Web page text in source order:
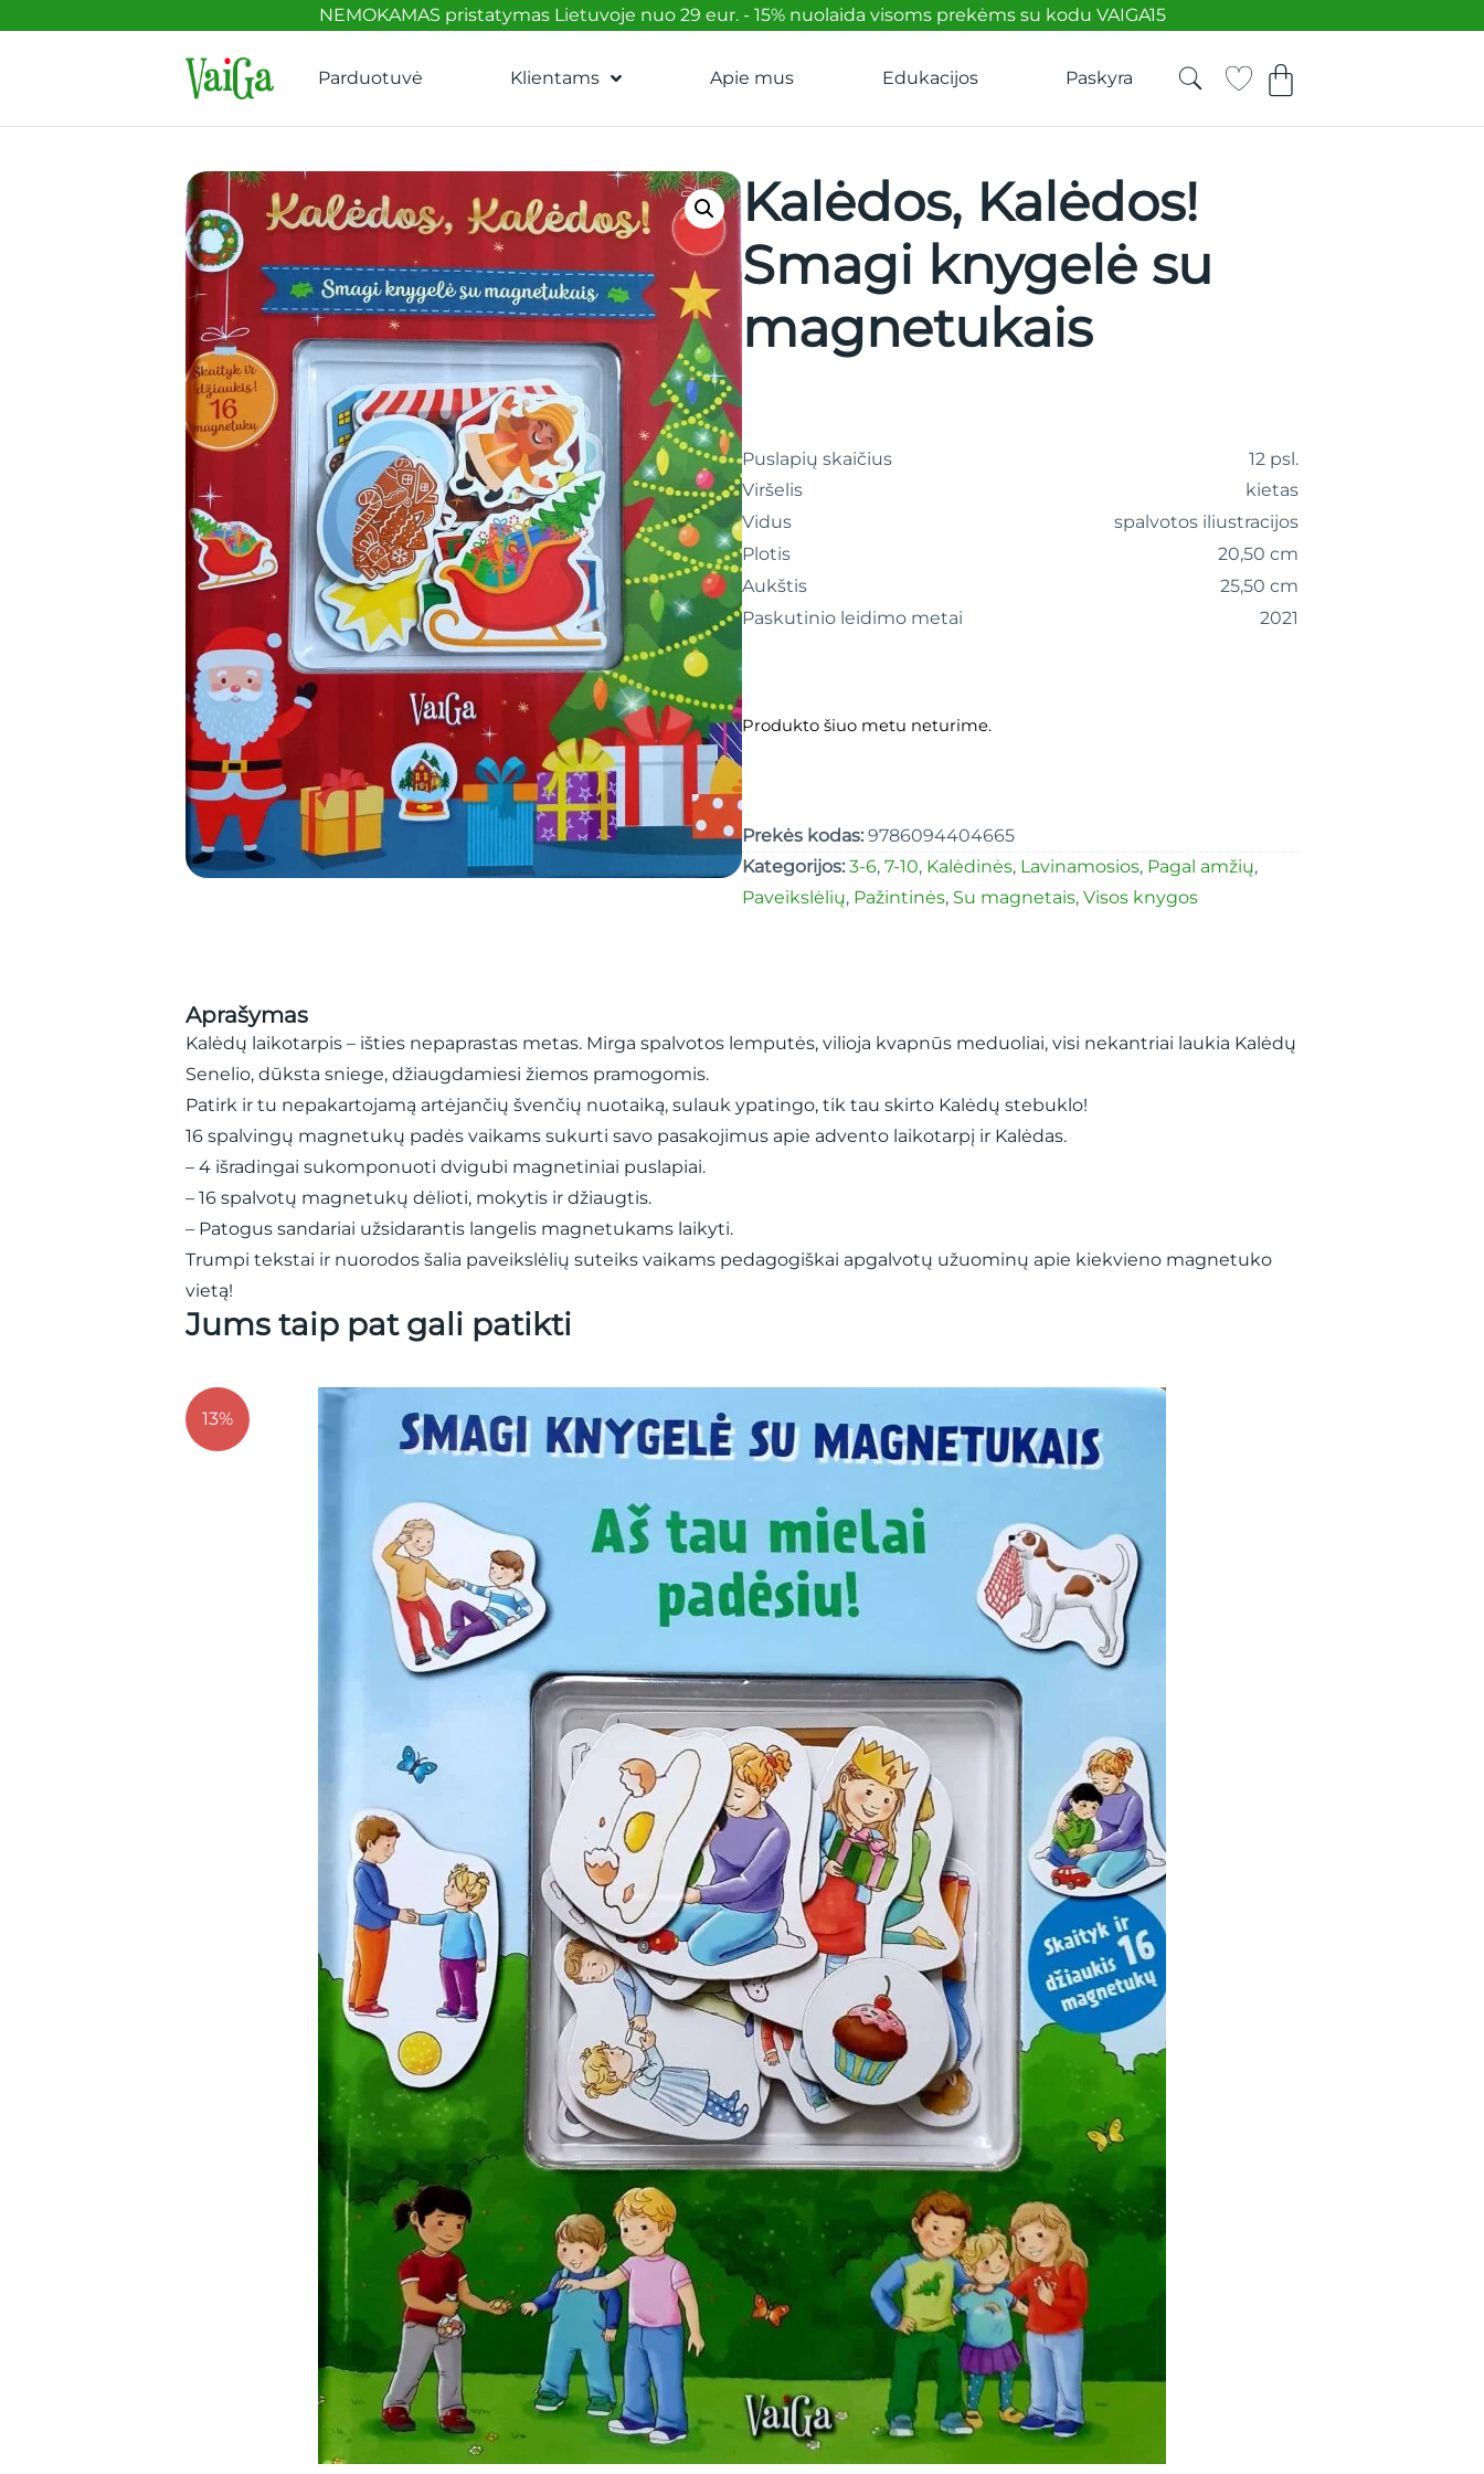
NEMOKAMAS pristatymas Lietuvoje nuo 29 eur. - 15% nuolaida visoms prekėms su kodu VAIGA15
Parduotuvė Klientams Apie mus Edukacijos Paskyra
Kalėdos, Kalėdos!
Smagi knygelė su
magnetukais
Puslapių skaičius
12 psl.
Viršelis
kietas
Vidus
spalvotos iliustracijos
Plotis
20,50 cm
Aukštis
25,50 cm
Paskutinio leidimo metai
2021
Produkto šiuo metu neturime.
Prekės kodas: 9786094404665
Kategorijos: 3-6, 7-10, Kalėdinės, Lavinamosios, Pagal amžių,
Paveikslėlių, Pažintinės, Su magnetais, Visos knygos
Aprašymas
Kalėdų laikotarpis – išties nepaprastas metas. Mirga spalvotos lemputės, vilioja kvapnūs meduoliai, visi nekantriai laukia Kalėdų
Senelio, dūksta sniege, džiaugdamiesi žiemos pramogomis.
Patirk ir tu nepakartojamą artėjančių švenčių nuotaiką, sulauk ypatingo, tik tau skirto Kalėdų stebuklo!
16 spalvingų magnetukų padės vaikams sukurti savo pasakojimus apie advento laikotarpį ir Kalėdas.
– 4 išradingai sukomponuoti dvigubi magnetiniai puslapiai.
– 16 spalvotų magnetukų dėlioti, mokytis ir džiaugtis.
– Patogus sandariai užsidarantis langelis magnetukams laikyti.
Trumpi tekstai ir nuorodos šalia paveikslėlių suteiks vaikams pedagogiškai apgalvotų užuominų apie kiekvieno magnetuko
vietą!
Jums taip pat gali patikti
13%